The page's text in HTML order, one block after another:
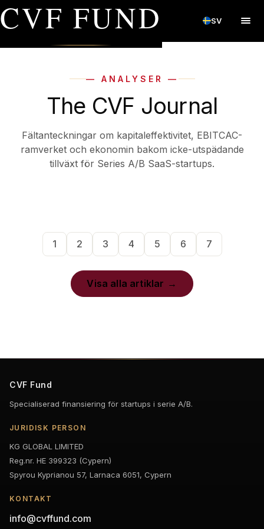
CVF FUND SV
— ANALYSER —
The CVF Journal
Fältanteckningar om kapitaleffektivitet, EBITCAC-
ramverket och ekonomin bakom icke-utspädande
tillväxt för Series A/B SaaS-startups.
1 2 3 4 5 6 7
Visa alla artiklar
CVF Fund
Specialiserad finansiering för startups i serie A/B.
JURIDISK PERSON
KG GLOBAL LIMITED
Reg.nr. HE 399323 (Cypern)
Spyrou Kyprianou 57, Larnaca 6051, Cypern
KONTAKT
info@cvffund.com